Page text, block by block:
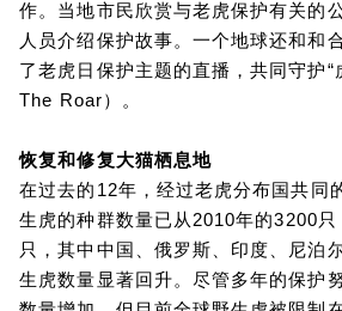
作。当地市民欣赏与老虎保护有关的
人员介绍保护故事。一个地球还和和
了老虎日保护主题的直播，共同守护“
The Roar）。
恢复和修复大猫栖息地
在过去的12年，经过老虎分布国共同
生虎的种群数量已从2010年的3200
只，其中中国、俄罗斯、印度、尼泊
生虎数量显著回升。尽管多年的保护